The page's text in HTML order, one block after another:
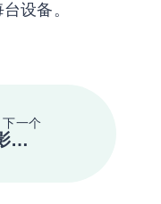
设备。
下一个
外国电影如何在印度尼西亚完成拍摄取景